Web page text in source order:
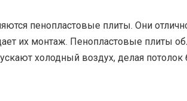
пенопластовые плиты. Они
их монтаж. Пенопластовые плиты
холодный воздух, делая